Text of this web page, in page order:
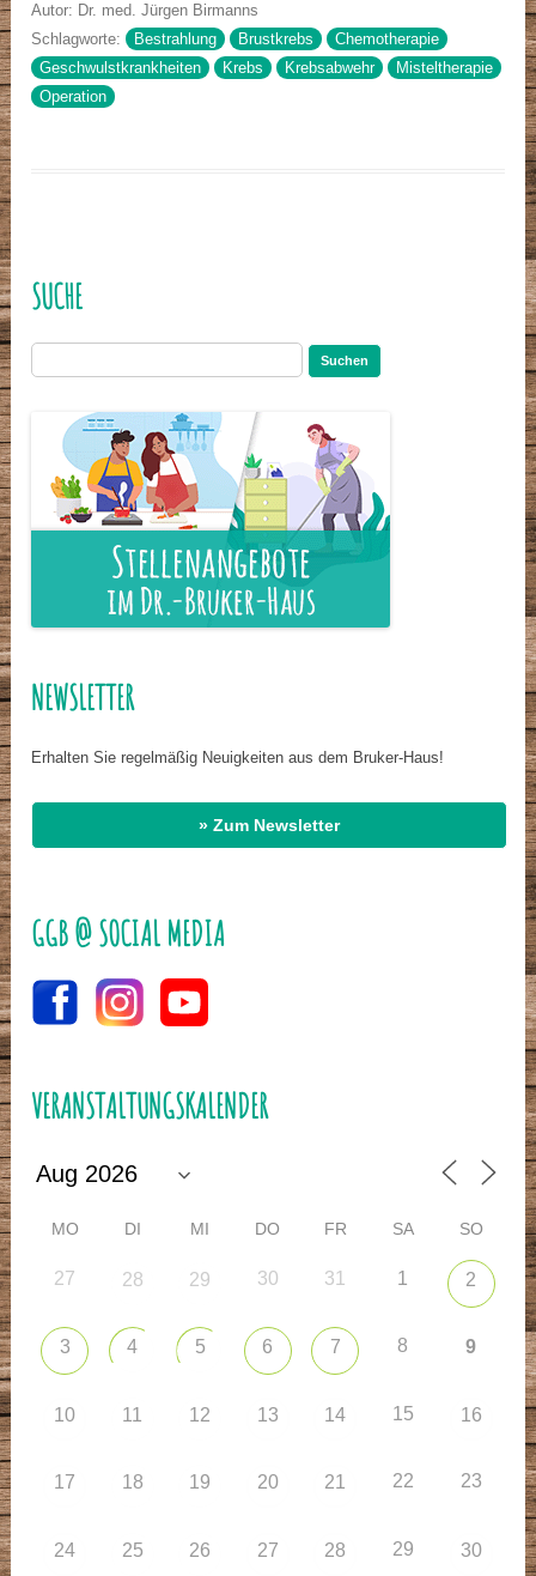
Autor: Dr. med. Jürgen Birmanns
Schlagworte: Bestrahlung Brustkrebs
Chemotherapie
Geschwulstkrankheiten
Krebs Krebsabwehr
Misteltherapie
Operation
SUCHE
nach:
NEWSLETTER
Erhalten Sie regelmäßig Neuigkeiten aus dem Bruker-Haus!
» Zum Newsletter
GGB @ SOCIAL MEDIA
VERANSTALTUNGSKALENDER
MO DI MI DO FR SA SO
27 28 29 30 31 1 2
3 4 5 6 7 8 9
10 11 12 13 14 15 16
17 18 19 20 21 22 23
24 25 26 27 28 29 30